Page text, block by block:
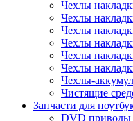
Чехлы
Чехлы
Чехлы
Чехлы
Чехлы
Чехлы
Чехлы-
Чистящие
Запчасти для
DVD приводы